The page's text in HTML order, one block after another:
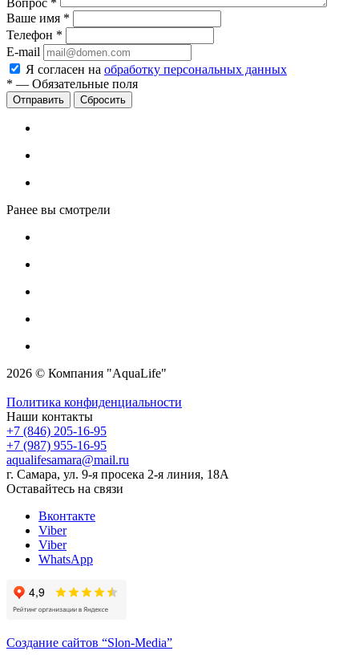
Ваше имя *
Телефон *
E-mail
Я согласен на обработку персональных данных
* — Обязательные поля
Сбросить
Ранее вы смотрели
2026 © Компания "AquaLife"
Политика конфиденциальности
Наши контакты
+7 (846) 205-16-95
+7 (987) 955-16-95
aqualifesamara@mail.ru
г. Самара, ул. 9-я просека 2-я линия, 18А
Оставайтесь на связи
Вконтакте
Viber
Viber
WhatsApp
Создание сайтов “Slon-Media”